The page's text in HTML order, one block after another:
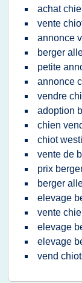
achat
vente
annonce
berger
petite
annonce
vendre
adoption
chien
chiot
vente de
prix
berger
elevage
vente
elevage
elevage
vend